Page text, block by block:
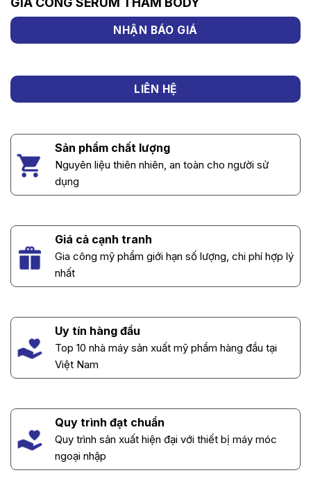
NHẬN BÁO GIÁ
LIÊN HỆ
Sản phẩm chất lượng
Nguyên liệu thiên nhiên, an toàn cho người sử
dụng
Giá cả cạnh tranh
Gia công mỹ phẩm giới hạn số lượng, chi phí hợp lý
nhất
Uy tín hàng đầu
Top 10 nhà máy sản xuất mỹ phẩm hàng đầu tại
Việt Nam
Quy trình đạt chuẩn
Quy trình sản xuất hiện đại với thiết bị máy móc
ngoại nhập